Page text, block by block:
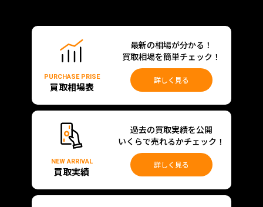
PURCHASE PRISE
買取相場表
最新の相場が分かる！
買取相場を簡単チェック！
詳しく見る
NEW ARRIVAL
買取実績
過去の買取実績を公開
いくらで売れるかチェック！
詳しく見る